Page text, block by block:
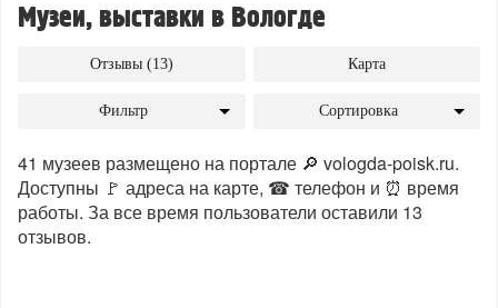
Музеи, выставки в Вологде
Отзывы (13) Карта
Фильтр Сортировка
41 музеев размещено на портале 🔎 vologda-poisk.ru.
Доступны 🚩 адреса на карте, ☎ телефон и ⏰ время
работы. За все время пользователи оставили 13
отзывов.